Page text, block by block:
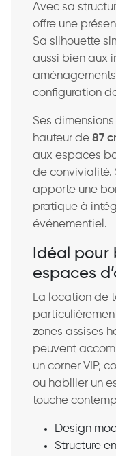
Avec sa
offre une
Sa silhouette
aussi bien aux
configuration
Ses
hauteur de 87
aux espaces
de convivialité.
apporte une
pratique à
événementiel.
Idéal
espaces
La location de
zones assises
peuvent
un corner VIP,
ou habiller un
touche
Design
Structure